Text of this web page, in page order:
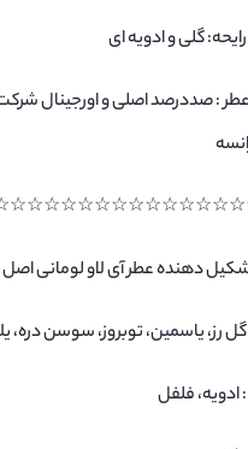
گلی و ادویه ای
: صددرصد اصلی و اورجینال
دهنده عطر آی لاو لومانی اصل
رز، یاسمین، توبروز، سوسن دره،
ادویه، فلفل